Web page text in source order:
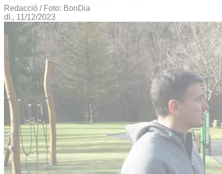
Redacció / Foto: BonDia
dl., 11/12/2023